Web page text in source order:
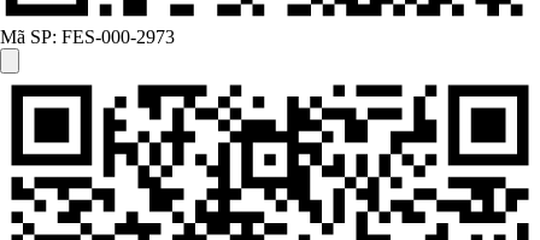
Mã SP: FES-000-2973